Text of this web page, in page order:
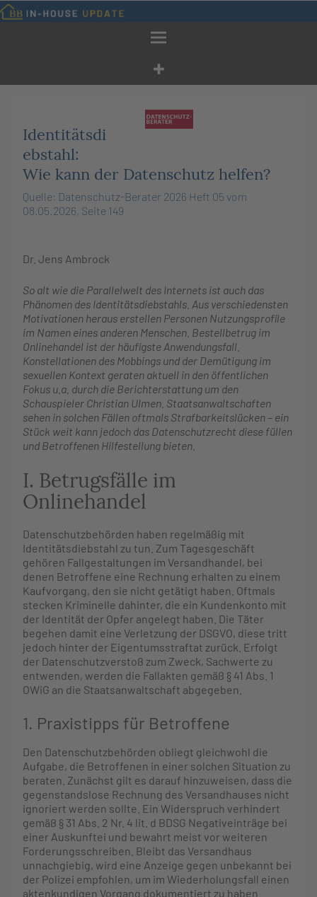
Zum
Inhalt
Identitätsdi
ebstahl:
Wie kann der Datenschutz helfen?
Quelle: Datenschutz-Berater 2026 Heft 05 vom
08.05.2026, Seite 149
Dr. Jens Ambrock
So alt wie die Parallelwelt des Internets ist auch das
Phänomen des Identitätsdiebstahls. Aus verschiedensten
Motivationen heraus erstellen Personen Nutzungsprofile
im Namen eines anderen Menschen. Bestellbetrug im
Onlinehandel ist der häufigste Anwendungsfall.
Konstellationen des Mobbings und der Demütigung im
sexuellen Kontext geraten aktuell in den öffentlichen
Fokus u.a. durch die Berichterstattung um den
Schauspieler Christian Ulmen. Staatsanwaltschaften
sehen in solchen Fällen oftmals Strafbarkeitslücken – ein
Stück weit kann jedoch das Datenschutzrecht diese füllen
und Betroffenen Hilfestellung bieten.
I. Betrugsfälle im
Onlinehandel
Datenschutzbehörden haben regelmäßig mit
Identitätsdiebstahl zu tun. Zum Tagesgeschäft
gehören Fallgestaltungen im Versandhandel, bei
denen Betroffene eine Rechnung erhalten zu einem
Kaufvorgang, den sie nicht getätigt haben. Oftmals
stecken Kriminelle dahinter, die ein Kundenkonto mit
der Identität der Opfer angelegt haben. Die Täter
begehen damit eine Verletzung der DSGVO, diese tritt
jedoch hinter der Eigentumsstraftat zurück. Erfolgt
der Datenschutzverstoß zum Zweck, Sachwerte zu
entwenden, werden die Fallakten gemäß § 41 Abs. 1
OWiG an die Staatsanwaltschaft abgegeben.
1. Praxistipps für Betroffene
Den Datenschutzbehörden obliegt gleichwohl die
Aufgabe, die Betroffenen in einer solchen Situation zu
beraten. Zunächst gilt es darauf hinzuweisen, dass die
gegenstandslose Rechnung des Versandhauses nicht
ignoriert werden sollte. Ein Widerspruch verhindert
gemäß § 31 Abs. 2 Nr. 4 lit. d BDSG Negativeinträge bei
einer Auskunftei und bewahrt meist vor weiteren
Forderungsschreiben. Bleibt das Versandhaus
unnachgiebig, wird eine Anzeige gegen unbekannt bei
der Polizei empfohlen, um im Wiederholungsfall einen
aktenkundigen Vorgang dokumentiert zu haben.